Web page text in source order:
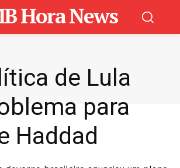
Hora News
de Lula
para
Haddad